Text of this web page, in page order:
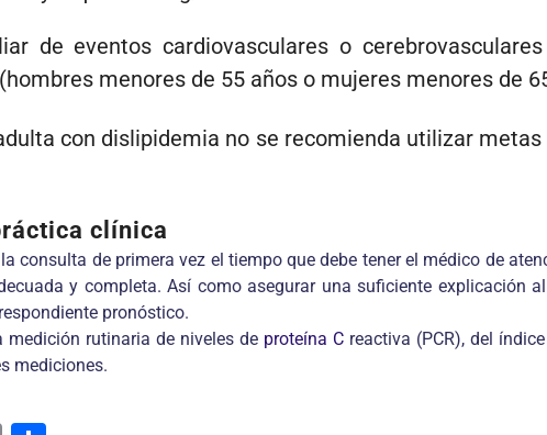
de eventos cardiovasculares o
menores de 55 años o mujeres menores de
con dislipidemia no se recomienda utilizar
clínica
consulta de primera vez el tiempo que debe tener el médico de
y completa. Así como asegurar una suficiente
pronóstico.
medición rutinaria de niveles de proteína Creactiva (PCR), del
mediciones.